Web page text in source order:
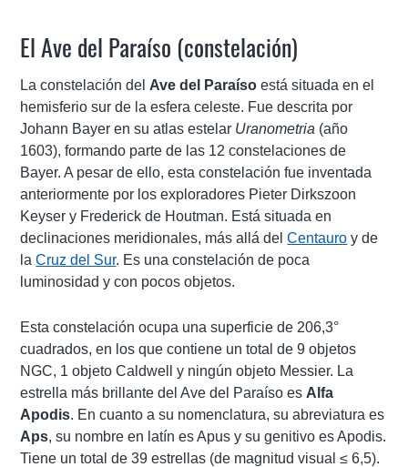
El Ave del Paraíso (constelación)
La constelación del Ave del Paraíso está situada en el
hemisferio sur de la esfera celeste. Fue descrita por
Johann Bayer en su atlas estelar Uranometria (año
1603), formando parte de las 12 constelaciones de
Bayer. A pesar de ello, esta constelación fue inventada
anteriormente por los exploradores Pieter Dirkszoon
Keyser y Frederick de Houtman. Está situada en
declinaciones meridionales, más allá delCentauro y de
laCruz del Sur. Es una constelación de poca
luminosidad y con pocos objetos.
Esta constelación ocupa una superficie de 206,3°
cuadrados, en los que contiene un total de 9 objetos
NGC, 1 objeto Caldwell y ningún objeto Messier. La
estrella más brillante del Ave del Paraíso es Alfa
Apodis. En cuanto a su nomenclatura, su abreviatura es
Aps, su nombre en latín es Apus y su genitivo es Apodis.
Tiene un total de 39 estrellas (de magnitud visual ≤ 6,5).